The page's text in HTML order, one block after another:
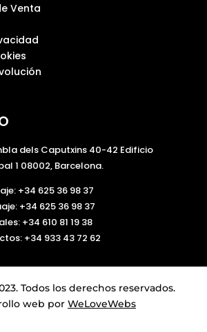
Venta
dels Caputxins 40-42 Edificio
1 08002, Barcelona.
+34 625 36 98 37
+34 625 36 98 37
+34 610 81 19 38
+34 933 43 72 62
Todos los derechos reservados.
web por WeLoveWebs